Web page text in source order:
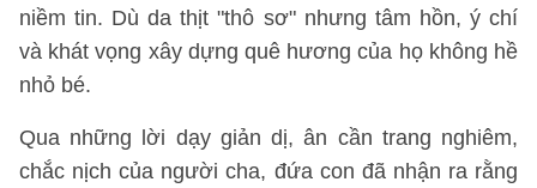
niềm tin. Dù da thịt "thô sơ" nhưng tâm hồn, ý chí
và khát vọng xây dựng quê hương của họ không hề
nhỏ bé.
Qua những lời dạy giản dị, ân cần trang nghiêm,
chắc nịch của người cha, đứa con đã nhận ra rằng